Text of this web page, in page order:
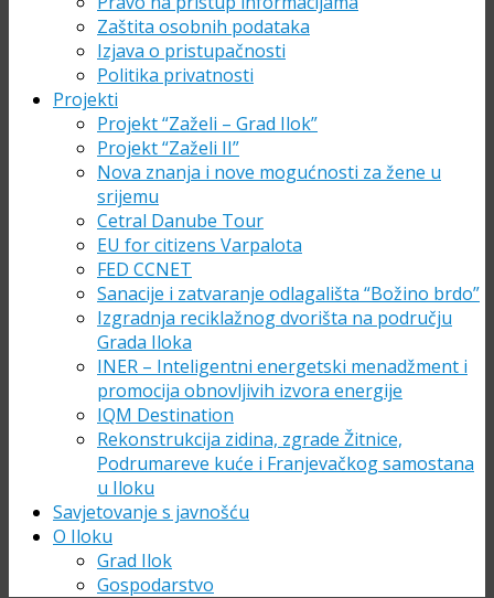
Zaštita osobnih podataka
Izjava o pristupačnosti
Politika privatnosti
Projekti
Projekt “Zaželi – Grad Ilok”
Projekt “Zaželi II”
Nova znanja i nove mogućnosti za žene u
srijemu
Cetral Danube Tour
EU for citizens Varpalota
FED CCNET
Sanacije i zatvaranje odlagališta “Božino brdo”
Izgradnja reciklažnog dvorišta na području
Grada Iloka
INER – Inteligentni energetski menadžment i
promocija obnovljivih izvora energije
IQM Destination
Rekonstrukcija zidina, zgrade Žitnice,
Podrumareve kuće i Franjevačkog samostana
u Iloku
Savjetovanje s javnošću
O Iloku
Grad Ilok
Gospodarstvo